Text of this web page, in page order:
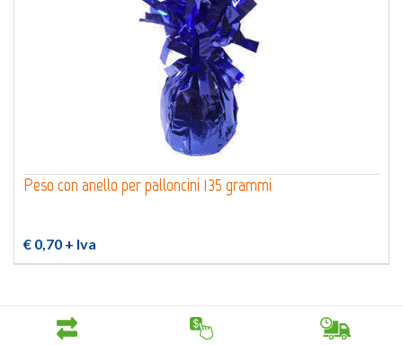
Peso con anello per palloncini 135 grammi
€ 0,70 + Iva